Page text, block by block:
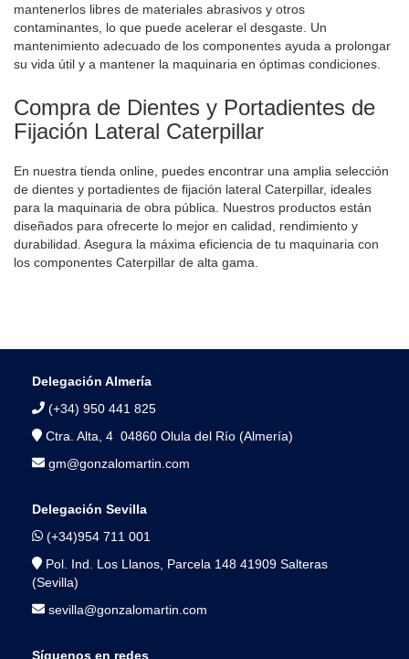
mantenerlos libres de materiales abrasivos y otros
contaminantes, lo que puede acelerar el desgaste. Un
mantenimiento adecuado de los componentes ayuda a prolongar
su vida útil y a mantener la maquinaria en óptimas condiciones.
Compra de Dientes y Portadientes de
Fijación Lateral Caterpillar
En nuestra tienda online, puedes encontrar una amplia selección
de dientes y portadientes de fijación lateral Caterpillar, ideales
para la maquinaria de obra pública. Nuestros productos están
diseñados para ofrecerte lo mejor en calidad, rendimiento y
durabilidad. Asegura la máxima eficiencia de tu maquinaria con
los componentes Caterpillar de alta gama.
Delegación Almería
(+34) 950 441 825
Ctra. Alta, 4 04860 Olula del Río (Almería)
gm@gonzalomartin.com
Delegación Sevilla
(+34)954 711 001
Pol. Ind. Los Llanos, Parcela 148 41909 Salteras
(Sevilla)
sevilla@gonzalomartin.com
Síguenos en redes